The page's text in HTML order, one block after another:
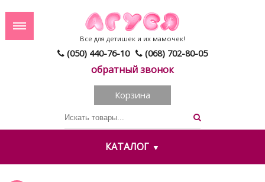
(050) 440-76-10 (068) 702-80-05
обратный звонок
Все для детишек и их мамочек!
Корзина
КАТАЛОГ